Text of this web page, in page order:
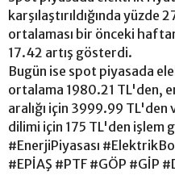
karşılaştırıldığında yüzde
ortalaması bir önceki
17.42 artış gösterdi.
Bugün ise spot piyasada
ortalama 1980.21 TL'den,
aralığı için 3999.99
dilimi için 175 TL'den işlem
#EnerjiPiyasası
#EPİAŞ #PTF #GÖP #GİP